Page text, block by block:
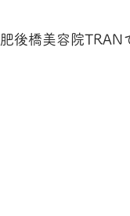
肥後橋美容院TRAN